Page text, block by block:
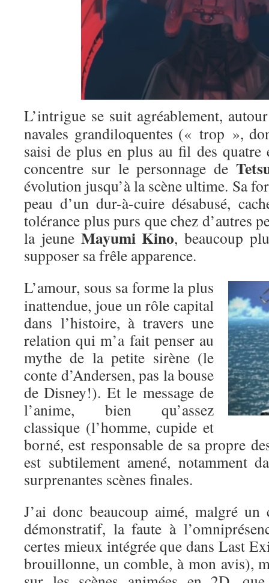
L’intrigue se suit agréablement,
navales grandiloquentes (« trop »,
saisi de plus en plus au fil des quatre
concentre sur le personnage de
évolution jusqu’à la scène ultime. Sa
peau d’un dur-à-cuire désabusé,
tolérance plus purs que chez d’autres
la jeune Mayumi Kino, beaucoup
supposer sa frêle apparence.
L’amour, sous sa forme la plus
inattendue, joue un rôle capital
dans l’histoire, à travers une
relation qui m’a fait penser au
mythe de la petite sirène (le
conte d’Andersen, pas la bouse
de Disney!). Et le message de
l’anime, bien qu’assez
classique (l’homme, cupide et
borné, est responsable de sa propre
est subtilement amené, notamment
surprenantes scènes finales.
J’ai donc beaucoup aimé, malgré
démonstratif, la faute à
certes mieux intégrée que dans Last
brouillonne, un comble, à mon avis),